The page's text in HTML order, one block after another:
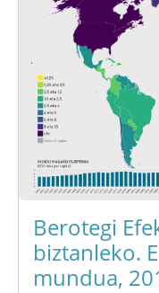
Berotegi
biztanleko.
mundua,